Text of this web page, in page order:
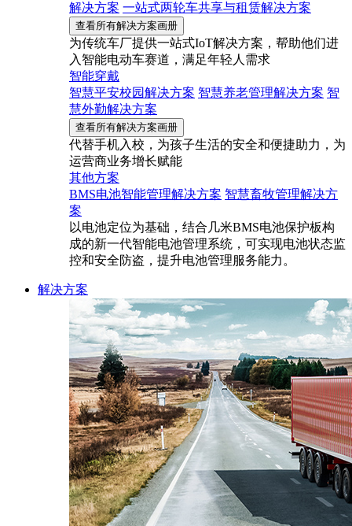
解决方案 一站式两轮车共享与租赁解决方案
查看所有解决方案画册
为传统车厂提供一站式IoT解决方案，帮助他们进
入智能电动车赛道，满足年轻人需求
智能穿戴
智慧平安校园解决方案 智慧养老管理解决方案 智
慧外勤解决方案
查看所有解决方案画册
代替手机入校，为孩子生活的安全和便捷助力，为
运营商业务增长赋能
其他方案
BMS电池智能管理解决方案 智慧畜牧管理解决方
案
以电池定位为基础，结合几米BMS电池保护板构
成的新一代智能电池管理系统，可实现电池状态监
控和安全防盗，提升电池管理服务能力。
解决方案